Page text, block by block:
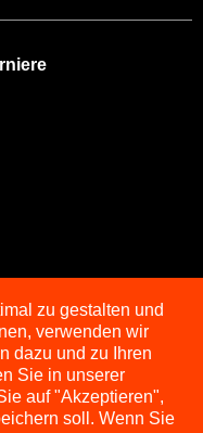
zu gestalten und
verwenden wir
dazu und zu Ihren
Sie in unserer
auf "Akzeptieren",
soll. Wenn Sie